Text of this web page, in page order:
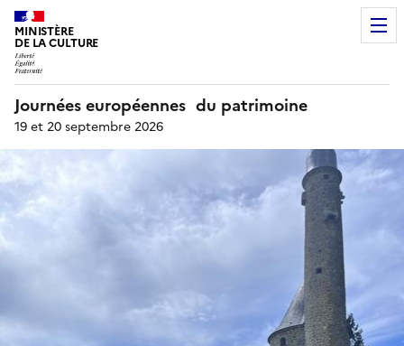
MINISTÈRE
DE LA CULTURE
Journées européennes du patrimoine
19 et 20 septembre 2026